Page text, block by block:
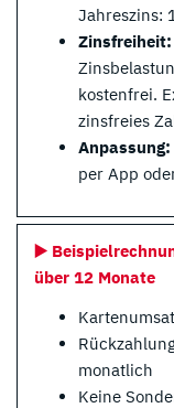
Jahreszins:
Zinsfreiheit:
kostenfrei.
zinsfreies
Anpassung:
per App
▶️
über 12 Monate
monatlich
Keine